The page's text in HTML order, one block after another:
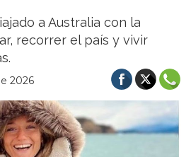
a Australia con la
recorrer el país y vivir
2026